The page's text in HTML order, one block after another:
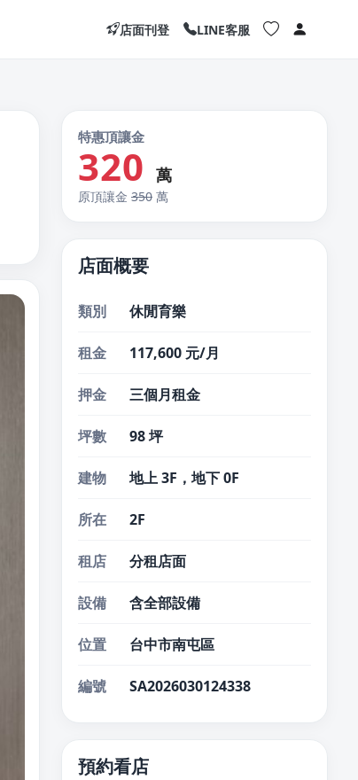
店面刊登 LINE客服
特惠頂讓金
320 萬
原頂讓金 350 萬
店面概要
類別 休閒育樂
租金 117,600 元/月
押金 三個月租金
坪數 98 坪
建物 地上 3F，地下 0F
所在 2F
租店 分租店面
設備 含全部設備
位置 台中市南屯區
編號 SA2026030124338
預約看店